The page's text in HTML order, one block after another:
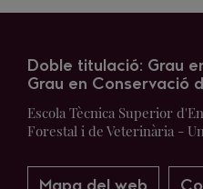
Doble titulació: Grau
Grau en Conservació
Escola Tècnica Superior
Forestal i de Veterinària -